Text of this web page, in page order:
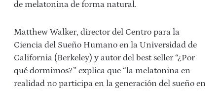
de melatonina de forma natural.
Matthew Walker, director del Centro para la
Ciencia del Sueño Humano en la Universidad de
California (Berkeley) y autor del best seller “¿Por
qué dormimos?” explica que “la melatonina en
realidad no participa en la generación del sueño en